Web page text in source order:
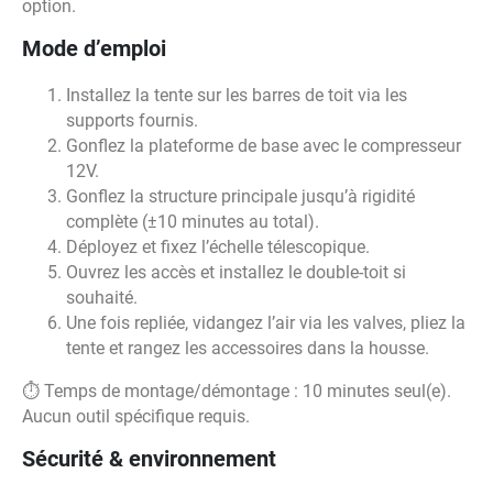
option.
Mode d’emploi
Installez la tente sur les barres de toit via les
supports fournis.
Gonflez la plateforme de base avec le compresseur
12V.
Gonflez la structure principale jusqu’à rigidité
complète (±10 minutes au total).
Déployez et fixez l’échelle télescopique.
Ouvrez les accès et installez le double-toit si
souhaité.
Une fois repliée, vidangez l’air via les valves, pliez la
tente et rangez les accessoires dans la housse.
⏱️ Temps de montage/démontage : 10 minutes seul(e).
Aucun outil spécifique requis.
Sécurité & environnement